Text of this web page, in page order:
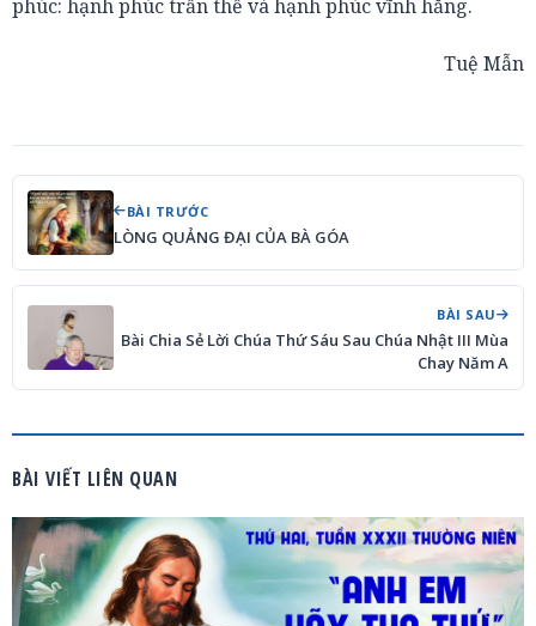
phúc: hạnh phúc trần thế và hạnh phúc vĩnh hằng.
Tuệ Mẫn
BÀI TRƯỚC
LÒNG QUẢNG ĐẠI CỦA BÀ GÓA
BÀI SAU
Bài Chia Sẻ Lời Chúa Thứ Sáu Sau Chúa Nhật III Mùa
Chay Năm A
BÀI VIẾT LIÊN QUAN